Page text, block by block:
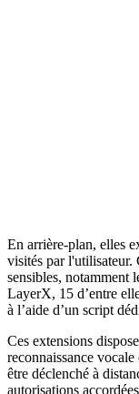
En arrière-plan, elles
visités par l'utilisateur.
sensibles, notamment
LayerX, 15 d’entre
à l’aide d’un script
Ces extensions
reconnaissance
être déclenché à
autorisations